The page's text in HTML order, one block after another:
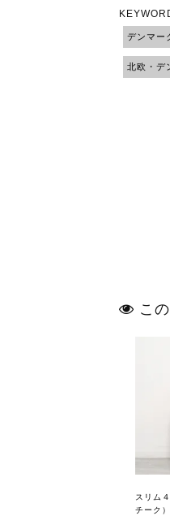
デンマ
北欧・デ
こ
スリム
チーク